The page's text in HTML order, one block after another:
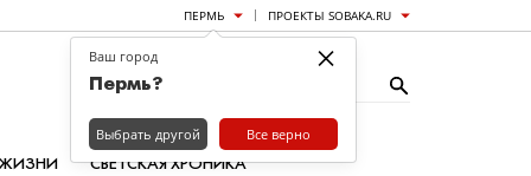
ПЕРМЬ ПРОЕКТЫ SOBAKA.RU
СВЕТСКАЯ ХРОНИКА
×
Ваш город
Пермь?
Выбрать другой Все верно